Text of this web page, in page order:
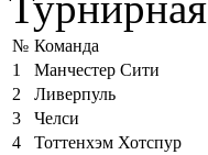
№ Команда
1
Манчестер Сити
2
Ливерпуль
3
Челси
4
Тоттенхэм Хотспур